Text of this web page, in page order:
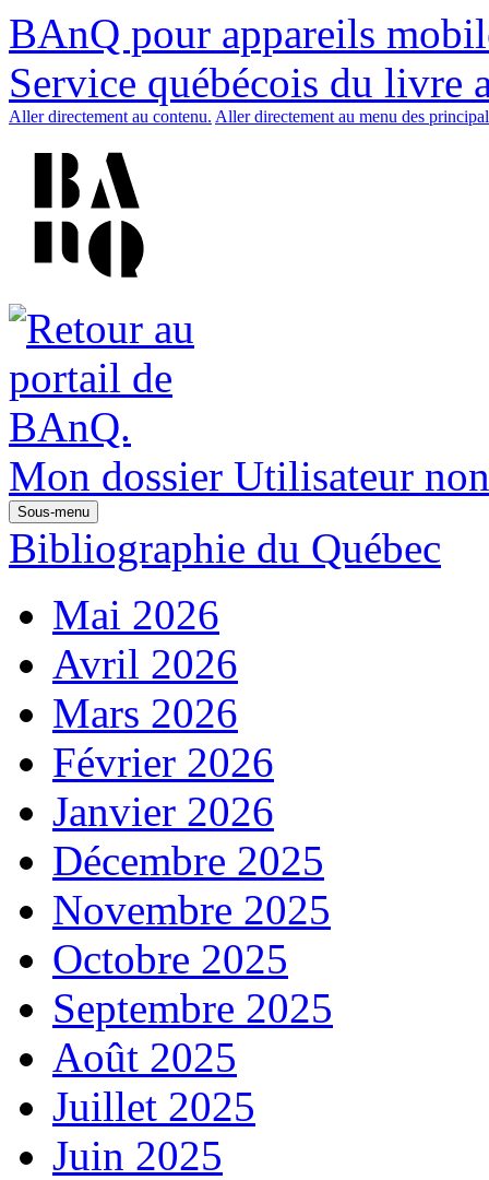
BAnQ pour appareils
Service québécois du livre
Aller directement au contenu. Aller directement au menu des
Mon dossier Utilisateur
Sous-menu
Bibliographie du Québec
Mai 2026
Avril 2026
Mars 2026
Février 2026
Janvier 2026
Décembre 2025
Novembre 2025
Octobre 2025
Septembre 2025
Août 2025
Juillet 2025
Juin 2025